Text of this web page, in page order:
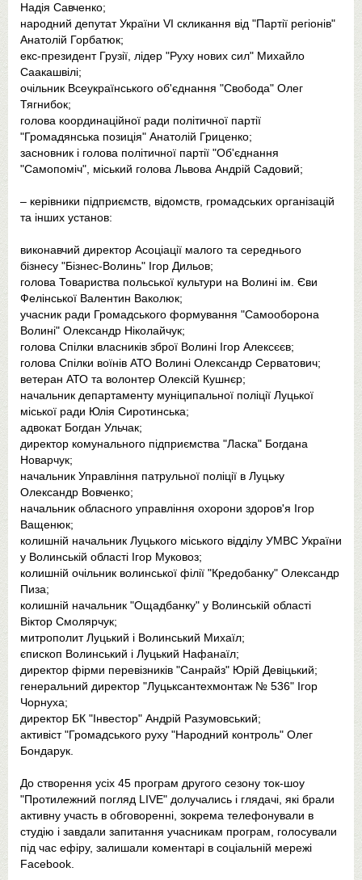
Надія Савченко;
народний депутат України VI скликання від "Партії регіонів"
Анатолій Горбатюк;
екс-президент Грузії, лідер "Руху нових сил" Михайло
Саакашвілі;
очільник Всеукраїнського об'єднання "Свобода" Олег
Тягнибок;
голова координаційної ради політичної партії
"Громадянська позиція" Анатолій Гриценко;
засновник і голова політичної партії "Об'єднання
"Самопоміч", міський голова Львова Андрій Садовий;
– керівники підприємств, відомств, громадських організацій
та інших установ:
виконавчий директор Асоціації малого та середнього
бізнесу "Бізнес-Волинь" Ігор Дильов;
голова Товариства польської культури на Волині ім. Єви
Фелінської Валентин Ваколюк;
учасник ради Громадського формування "Самооборона
Волині" Олександр Ніколайчук;
голова Спілки власників зброї Волині Ігор Алексєєв;
голова Спілки воїнів АТО Волині Олександр Серватович;
ветеран АТО та волонтер Олексій Кушнєр;
начальник департаменту муніципальної поліції Луцької
міської ради Юлія Сиротинська;
адвокат Богдан Ульчак;
директор комунального підприємства "Ласка" Богдана
Новарчук;
начальник Управління патрульної поліції в Луцьку
Олександр Вовченко;
начальник обласного управління охорони здоров'я Ігор
Ващенюк;
колишній начальник Луцького міського відділу УМВС України
у Волинській області Ігор Муковоз;
колишній очільник волинської філії "Кредобанку" Олександр
Пиза;
колишній начальник "Ощадбанку" у Волинській області
Віктор Смолярчук;
митрополит Луцький і Волинський Михаїл;
єпископ Волинський і Луцький Нафанаїл;
директор фірми перевізників "Санрайз" Юрій Девіцький;
генеральний директор "Луцьксантехмонтаж № 536" Ігор
Чорнуха;
директор БК "Інвестор" Андрій Разумовський;
активіст "Громадського руху "Народний контроль" Олег
Бондарук.
До створення усіх 45 програм другого сезону ток-шоу
"Протилежний погляд LIVE" долучались і глядачі, які брали
активну участь в обговоренні, зокрема телефонували в
студію і завдали запитання учасникам програм, голосували
під час ефіру, залишали коментарі в соціальній мережі
Facebook.